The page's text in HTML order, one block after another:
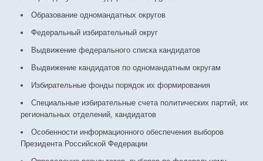
Образование одномандатных округов
Федеральный избирательный округ
Выдвижение федерального списка кандидатов
Выдвижение кандидатов по одномандатным округам
Избирательные фонды порядок их формирования
Специальные избирательные счета политических партий, их
региональных отделений, кандидатов
Особенности информационного обеспечения выборов
Президента Российской Федерации